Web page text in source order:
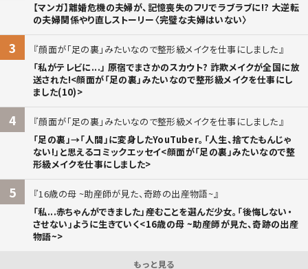
【マンガ】離婚危機の夫婦が、記憶喪失のフリでラブラブに!? 大逆転
の夫婦関係やり直しストーリー〈完璧な夫婦はいない〉
3
顔面が「足の裏」みたいなので整形級メイクを仕事にしました
「私がテレビに...」 原宿でまさかのスカウト? 詐欺メイクが全国に放
送された!<顔面が「足の裏」みたいなので整形級メイクを仕事にし
ました(10)>
4
顔面が「足の裏」みたいなので整形級メイクを仕事にしました
「足の裏」→「人間」に変身したYouTuber。「人生、捨てたもんじゃ
ない!」と思えるコミックエッセイ<顔面が「足の裏」みたいなので整
形級メイクを仕事にしました>
5
16歳の母 ~助産師が見た、奇跡の出産物語~
「私...赤ちゃんができました」――産むことを選んだ少女。「後悔しない・
させない」ように生きていく<16歳の母 ~助産師が見た、奇跡の出産
物語~>
もっと見る